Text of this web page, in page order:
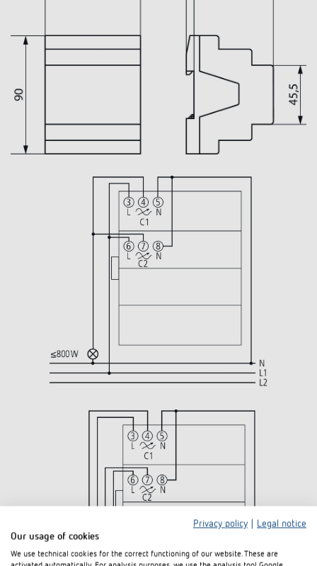
Privacy policy
Legal notice
Our usage of cookies
We use technical cookies for the correct functioning of our website. These are